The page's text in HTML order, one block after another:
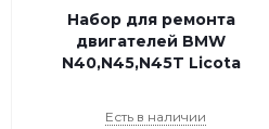
Набор для ремонта
двигателей BMW
N40,N45,N45T Licota
Есть в наличии